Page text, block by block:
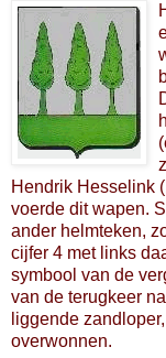
Hendrik Hesselink
voerde dit wapen.
ander helmteken,
cijfer 4 met links
symbool van de
van de terugkeer
liggende
overwonnen.